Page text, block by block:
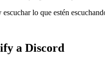
lo que estén
a Discord